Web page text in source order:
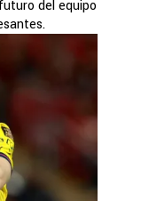
del equipo